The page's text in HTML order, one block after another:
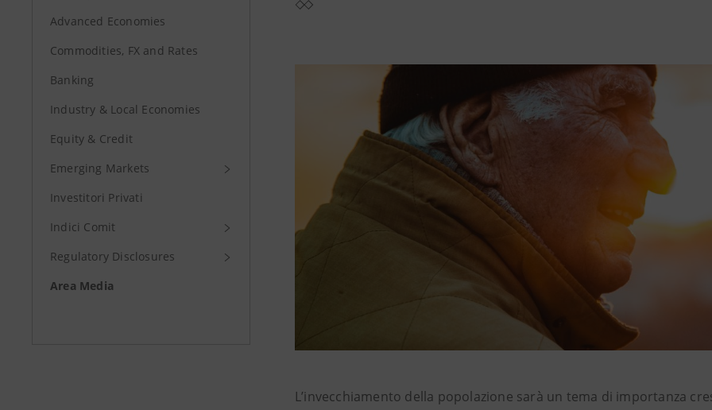
Advanced Economies
Commodities, FX and Rates
Banking
Industry & Local Economies
Equity & Credit
Emerging Markets
Investitori Privati
Indici Comit
Regulatory Disclosures
Area Media
L’invecchiamento della popolazione sarà un tema di importanza